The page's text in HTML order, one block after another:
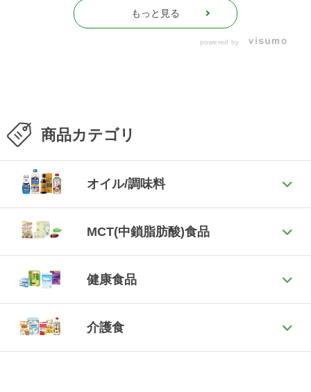
もっと見る
powered by
商品カテゴリ
オイル/調味料
MCT(中鎖脂肪酸)食品
健康食品
介護食